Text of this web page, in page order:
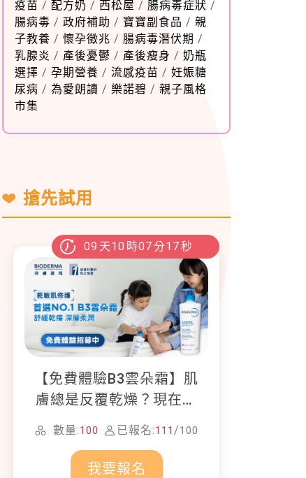
疫苗 / 配方奶 / 西松屋 / 腸病毒症狀 /
腸病毒 / 政府補助 / 寶寶副食品 / 親
子教養 / 懷孕徵兆 / 腸病毒潛伏期 /
乳腺炎 / 產後憂鬱 / 產後瘦身 / 奶瓶
選擇 / 孕期營養 / 流感疫苗 / 妊娠糖
尿病 / 為愛朗讀 / 樂諾碧 / 親子風格
市集
搶先試用
09 天10 時07分15秒
【免費體驗B3雲朵霜】肌
膚總是反覆乾燥？現在就
加入貝膚黛瑪修護體驗計
畫！
數量:100 已報名:111 /100
我要報名